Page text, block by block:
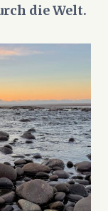
die Welt.